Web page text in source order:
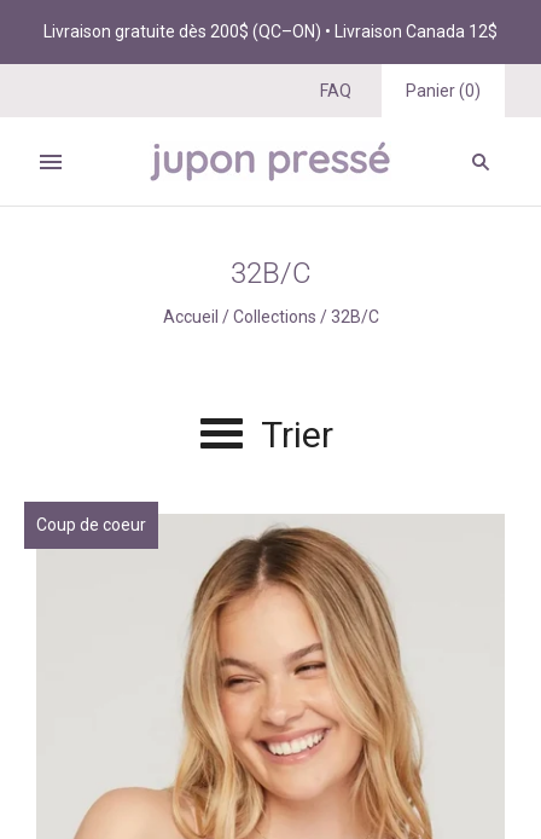
Livraison gratuite dès 200$ (QC–ON) • Livraison Canada 12$
FAQ Panier(0)
32B/C
Accueil / Collections / 32B/C
Trier
Coup de coeur